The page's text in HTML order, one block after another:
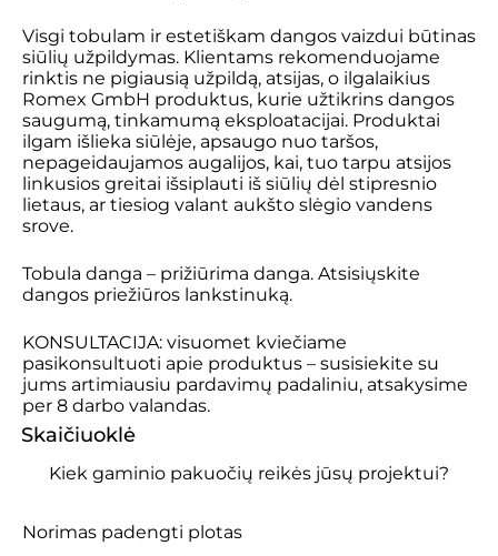
Visgi tobulam ir estetiškam dangos vaizdui būtinas
siūlių užpildymas. Klientams rekomenduojame
rinktis ne pigiausią užpildą, atsijas, o ilgalaikius
Romex GmbH produktus, kurie užtikrins dangos
saugumą, tinkamumą eksploatacijai. Produktai
ilgam išlieka siūlėje, apsaugo nuo taršos,
nepageidaujamos augalijos, kai, tuo tarpu atsijos
linkusios greitai išsiplauti iš siūlių dėl stipresnio
lietaus, ar tiesiog valant aukšto slėgio vandens
srove.
Tobula danga – prižiūrima danga. Atsisiųskite
dangos priežiūros lankstinuką.
KONSULTACIJA: visuomet kviečiame
pasikonsultuoti apie produktus – susisiekite su
jums artimiausiu pardavimų padaliniu, atsakysime
per 8 darbo valandas.
Skaičiuoklė
Kiek gaminio pakuočių reikės jūsų projektui?
Norimas padengti plotas